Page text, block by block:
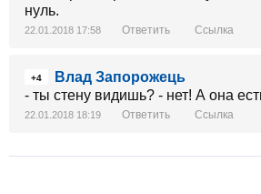
нуль.
22.01.2018 17:58 Ответить Ссылка
+4
Влад Запорожець
- ты стену видишь? - нет! А она
22.01.2018 18:19 Ответить Ссылка